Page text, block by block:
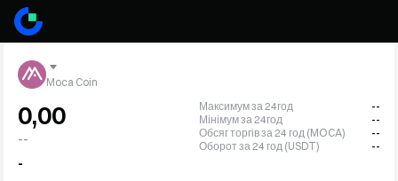
Moca Coin
0,00
--
-
Максимум за 24год
--
Мінімум за 24год
--
Обсяг торгів за 24 год (MOCA)
--
Оборот за 24 год (USDT)
--